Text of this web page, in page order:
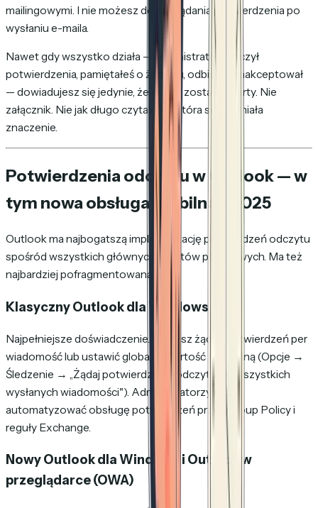
mailingowymi. I nie możesz dodać żądania potwierdzenia po
wysłaniu e-maila.
Nawet gdy wszystko działa — administrator włączył
potwierdzenia, pamiętałeś o żądaniu, odbiorca zaakceptował
— dowiadujesz się jedynie, że e-mail został otwarty. Nie
załącznik. Nie jak długo czytali. Nie która sekcja miała
znaczenie.
Potwierdzenia odczytu w Outlook — w
tym nowa obsługa mobilna z 2025
Outlook ma najbogatszą implementację potwierdzeń odczytu
spośród wszystkich głównych klientów pocztowych. Ma też
najbardziej pofragmentowaną.
Klasyczny Outlook dla Windows
Najpełniejsze doświadczenie. Możesz żądać potwierdzeń per
wiadomość lub ustawić globalną wartość domyślną (Opcje →
Śledzenie → „Żądaj potwierdzenia odczytu dla wszystkich
wysłanych wiadomości"). Administratorzy mogą
automatyzować obsługę potwierdzeń przez Group Policy i
reguły Exchange.
Nowy Outlook dla Windows i Outlook w
przeglądarce (OWA)